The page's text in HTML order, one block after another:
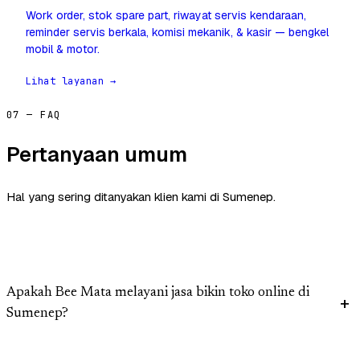
Work order, stok spare part, riwayat servis kendaraan,
reminder servis berkala, komisi mekanik, & kasir — bengkel
mobil & motor.
Lihat layanan →
07 — FAQ
Pertanyaan umum
Hal yang sering ditanyakan klien kami di Sumenep.
Apakah Bee Mata melayani jasa bikin toko online di
Sumenep?